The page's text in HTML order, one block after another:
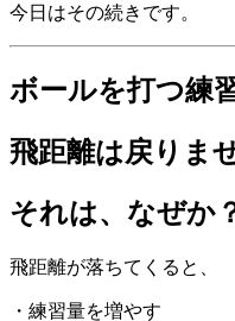
今日はその続きです。
ボールを打つ練
飛距離は戻りま
それは、なぜか
飛距離が落ちてくると、
・練習量を増やす